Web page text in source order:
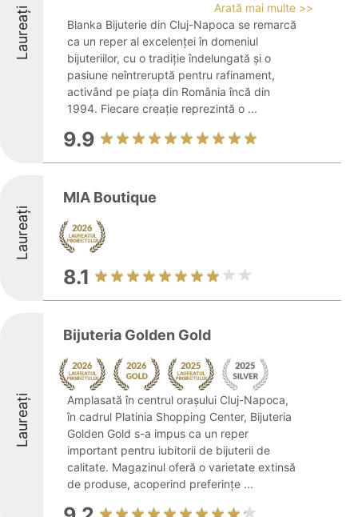
Laureați
Arată mai multe >>
Blanka Bijuterie din Cluj-Napoca se remarcă
ca un reper al excelenței în domeniul
bijuteriilor, cu o tradiție îndelungată și o
pasiune neîntreruptă pentru rafinament,
activând pe piața din România încă din
1994. Fiecare creație reprezintă o ...
9.9
Laureați
MIA Boutique
8.1
Laureați
Bijuteria Golden Gold
Amplasată în centrul orașului Cluj-Napoca,
în cadrul Platinia Shopping Center, Bijuteria
Golden Gold s-a impus ca un reper
important pentru iubitorii de bijuterii de
calitate. Magazinul oferă o varietate extinsă
de produse, acoperind preferințe ...